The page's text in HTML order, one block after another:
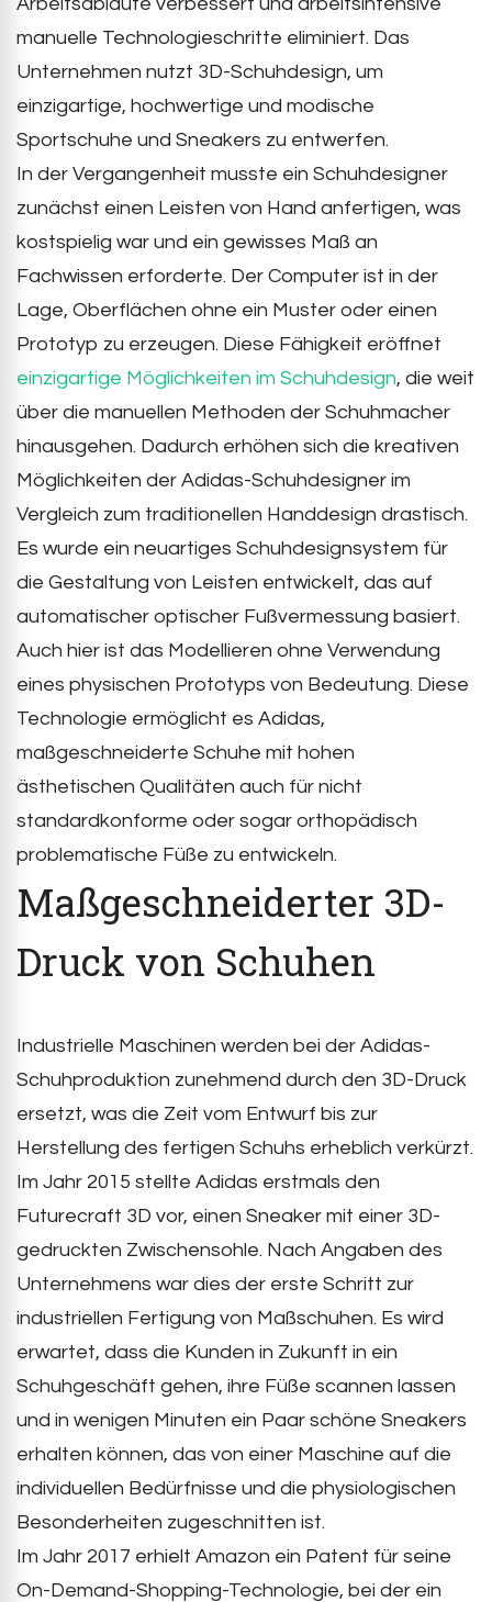
manuelle Technologieschritte eliminiert. Das
Unternehmen nutzt 3D-Schuhdesign, um
einzigartige, hochwertige und modische
Sportschuhe und Sneakers zu entwerfen.
In der Vergangenheit musste ein Schuhdesigner
zunächst einen Leisten von Hand anfertigen, was
kostspielig war und ein gewisses Maß an
Fachwissen erforderte. Der Computer ist in der
Lage, Oberflächen ohne ein Muster oder einen
Prototyp zu erzeugen. Diese Fähigkeit eröffnet
einzigartige Möglichkeiten im Schuhdesign, die weit
über die manuellen Methoden der Schuhmacher
hinausgehen. Dadurch erhöhen sich die kreativen
Möglichkeiten der Adidas-Schuhdesigner im
Vergleich zum traditionellen Handdesign drastisch.
Es wurde ein neuartiges Schuhdesignsystem für
die Gestaltung von Leisten entwickelt, das auf
automatischer optischer Fußvermessung basiert.
Auch hier ist das Modellieren ohne Verwendung
eines physischen Prototyps von Bedeutung. Diese
Technologie ermöglicht es Adidas,
maßgeschneiderte Schuhe mit hohen
ästhetischen Qualitäten auch für nicht
standardkonforme oder sogar orthopädisch
problematische Füße zu entwickeln.
Maßgeschneiderter 3D-
Druck von Schuhen
Industrielle Maschinen werden bei der Adidas-
Schuhproduktion zunehmend durch den 3D-Druck
ersetzt, was die Zeit vom Entwurf bis zur
Herstellung des fertigen Schuhs erheblich verkürzt.
Im Jahr 2015 stellte Adidas erstmals den
Futurecraft 3D vor, einen Sneaker mit einer 3D-
gedruckten Zwischensohle. Nach Angaben des
Unternehmens war dies der erste Schritt zur
industriellen Fertigung von Maßschuhen. Es wird
erwartet, dass die Kunden in Zukunft in ein
Schuhgeschäft gehen, ihre Füße scannen lassen
und in wenigen Minuten ein Paar schöne Sneakers
erhalten können, das von einer Maschine auf die
individuellen Bedürfnisse und die physiologischen
Besonderheiten zugeschnitten ist.
Im Jahr 2017 erhielt Amazon ein Patent für seine
On-Demand-Shopping-Technologie, bei der ein